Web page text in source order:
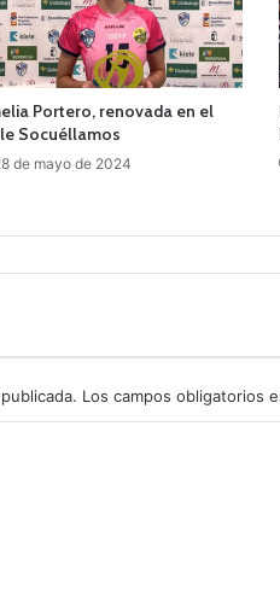
Portero, renovada en el
Socuéllamos
de mayo de 2024
Los campos obligatorios